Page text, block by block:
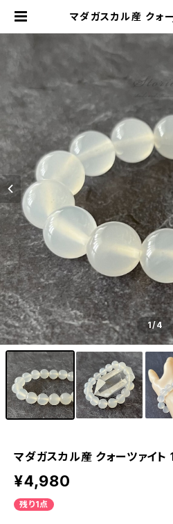
マダガスカル産 クォ
1/4
マダガスカル産 クォーツァイト
¥4,980
残り1点